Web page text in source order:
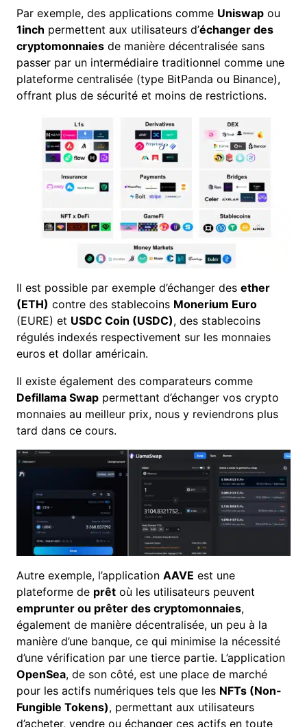
Par exemple, des applications comme Uniswap ou
1inch permettent aux utilisateurs d’échanger des
cryptomonnaies de manière décentralisée sans
passer par un intermédiaire traditionnel comme une
plateforme centralisée (type BitPanda ou Binance),
offrant plus de sécurité et moins de restrictions.
Il est possible par exemple d’échanger des ether
(ETH) contre des stablecoins Monerium Euro
(EURE) et USDC Coin (USDC), des stablecoins
régulés indexés respectivement sur les monnaies
euros et dollar américain.
Il existe également des comparateurs comme
Defillama Swap permettant d’échanger vos crypto
monnaies au meilleur prix, nous y reviendrons plus
tard dans ce cours.
Autre exemple, l’application AAVE est une
plateforme de prêt où les utilisateurs peuvent
emprunter ou prêter des cryptomonnaies,
également de manière décentralisée, un peu à la
manière d’une banque, ce qui minimise la nécessité
d’une vérification par une tierce partie. L’application
OpenSea, de son côté, est une place de marché
pour les actifs numériques tels que les NFTs (Non-
Fungible Tokens), permettant aux utilisateurs
d’acheter, vendre ou échanger ces actifs en toute